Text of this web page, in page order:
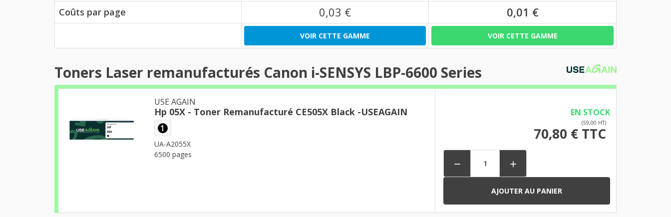
Coûts par page 0,03 € 0,01 €
VOIR CETTE GAMME VOIR CETTE GAMME
Toners Laser remanufacturés Canon i-SENSYS LBP-6600 Series
USE AGAIN
Hp 05X - Toner Remanufacturé CE505X Black -USEAGAIN
1
UA-A2055X
6500 pages
EN STOCK
(59,00 HT)
70,80 € TTC
 
AJOUTER AU PANIER